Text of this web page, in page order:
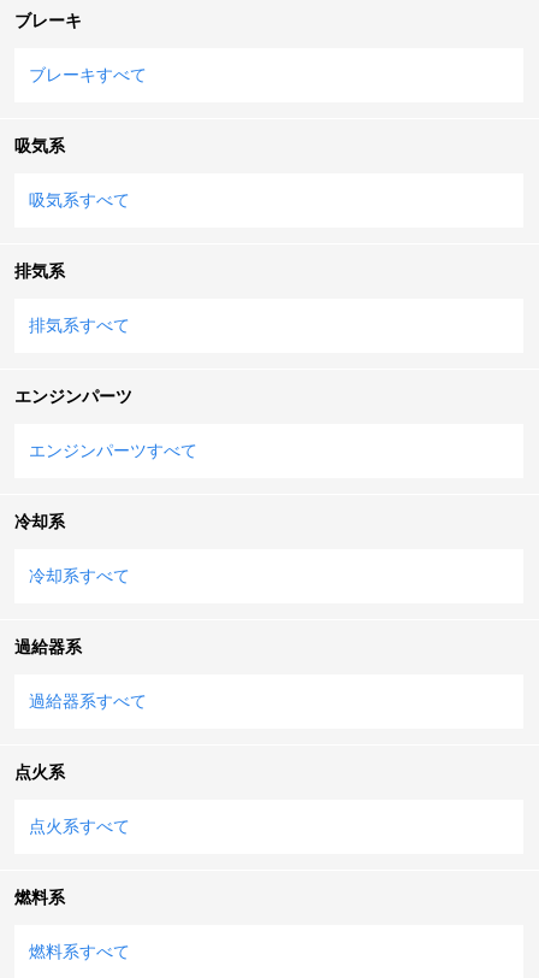
ブレーキ
ブレーキすべて
吸気系
吸気系すべて
排気系
排気系すべて
エンジンパーツ
エンジンパーツすべて
冷却系
冷却系すべて
過給器系
過給器系すべて
点火系
点火系すべて
燃料系
燃料系すべて